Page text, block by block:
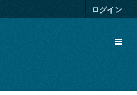
ログイン